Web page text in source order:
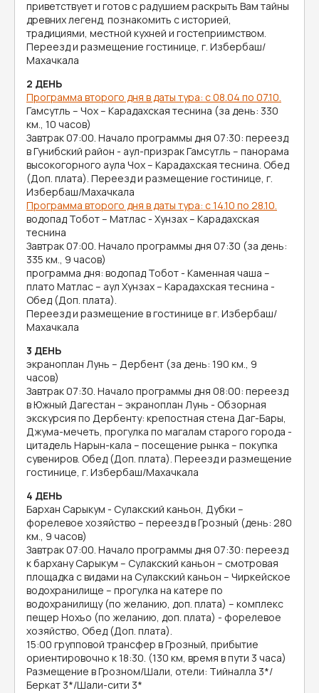
приветствует и готов с радушием раскрыть Вам тайны
древних легенд, познакомить с историей,
традициями, местной кухней и гостеприимством.
Переезд и размещение гостинице, г. Избербаш/
Махачкала
2 ДЕНЬ
Программа второго дня в даты тура: с 08.04 по 07.10.
Гамсутль – Чох – Карадахская теснина (за день: 330
км., 10 часов)
Завтрак 07:00. Начало программы дня 07:30: переезд
в Гунибский район - аул-призрак Гамсутль – панорама
высокогорного аула Чох – Карадахская теснина. Обед
(Доп. плата). Переезд и размещение гостинице, г.
Избербаш/Махачкала
Программа второго дня в даты тура: с 14.10 по 28.10.
водопад Тобот – Матлас - Хунзах – Карадахская
теснина
Завтрак 07:00. Начало программы дня 07:30 (за день:
335 км., 9 часов)
программа дня: водопад Тобот - Каменная чаша –
плато Матлас – аул Хунзах – Карадахская теснина -
Обед (Доп. плата).
Переезд и размещение в гостинице в г. Избербаш/
Махачкала
3 ДЕНЬ
экраноплан Лунь – Дербент (за день: 190 км., 9
часов)
Завтрак 07:30. Начало программы дня 08:00: переезд
в Южный Дагестан – экраноплан Лунь - Обзорная
экскурсия по Дербенту: крепостная стена Даг-Бары,
Джума-мечеть, прогулка по магалам старого города -
цитадель Нарын-кала – посещение рынка – покупка
сувениров. Обед (Доп. плата). Переезд и размещение
гостинице, г. Избербаш/Махачкала
4 ДЕНЬ
Бархан Сарыкум - Сулакский каньон, Дубки –
форелевое хозяйство – переезд в Грозный (день: 280
км., 9 часов)
Завтрак 07:00. Начало программы дня 07:30: переезд
к бархану Сарыкум – Сулакский каньон – смотровая
площадка с видами на Сулакский каньон – Чиркейское
водохранилище – прогулка на катере по
водохранилищу (по желанию, доп. плата) – комплекс
пещер Нохъо (по желанию, доп. плата) - форелевое
хозяйство, Обед (Доп. плата).
15:00 групповой трансфер в Грозный, прибытие
ориентировочно к 18:30. (130 км, время в пути 3 часа)
Размещение в Грозном/Шали, отели: Тийналла 3*/
Беркат 3*/Шали-сити 3*